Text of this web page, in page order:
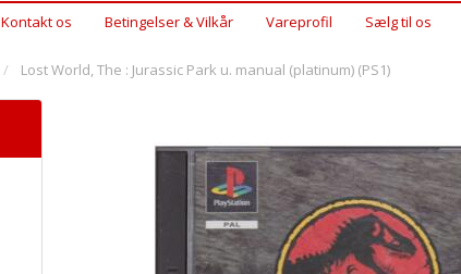
Kontakt os Betingelser & Vilkår Vareprofil Sælg til os
Lost World, The : Jurassic Park u. manual (platinum) (PS1)